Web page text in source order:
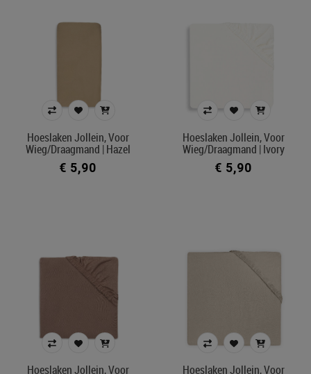
Hoeslaken Jollein, Voor
Wieg/draagmand | Hazel
€ 5,90
Hoeslaken Jollein, Voor
Wieg/draagmand | Ivory
€ 5,90
Hoeslaken Jollein, Voor Hoeslaken Jollein, Voor